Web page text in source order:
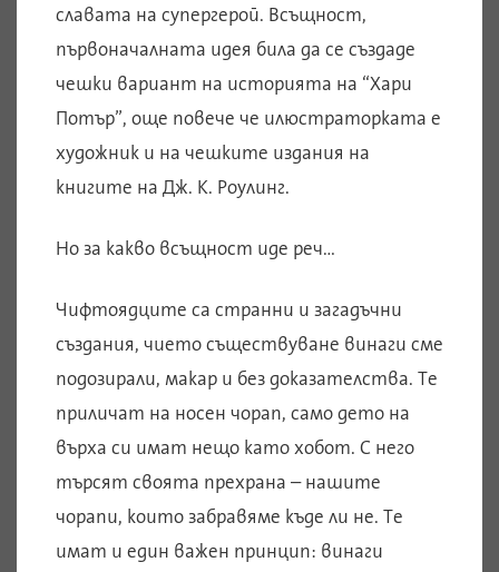
славата на супергерой. Всъщност,
първоначалната идея била да се създаде
чешки вариант на историята на “Хари
Потър”, още повече че илюстраторката е
художник и на чешките издания на
книгите на Дж. К. Роулинг.
Но за какво всъщност иде реч…
Чифтоядците са странни и загадъчни
създания, чието съществуване винаги сме
подозирали, макар и без доказателства. Те
приличат на носен чорап, само дето на
върха си имат нещо като хобот. С него
търсят своята прехрана – нашите
чорапи, които забравяме къде ли не. Те
имат и един важен принцип: винаги